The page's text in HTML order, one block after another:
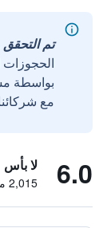
تم التحقق
الحجوزات
مع
6.0 لا بأس
2,015 من التقييمات تم التحقق منها